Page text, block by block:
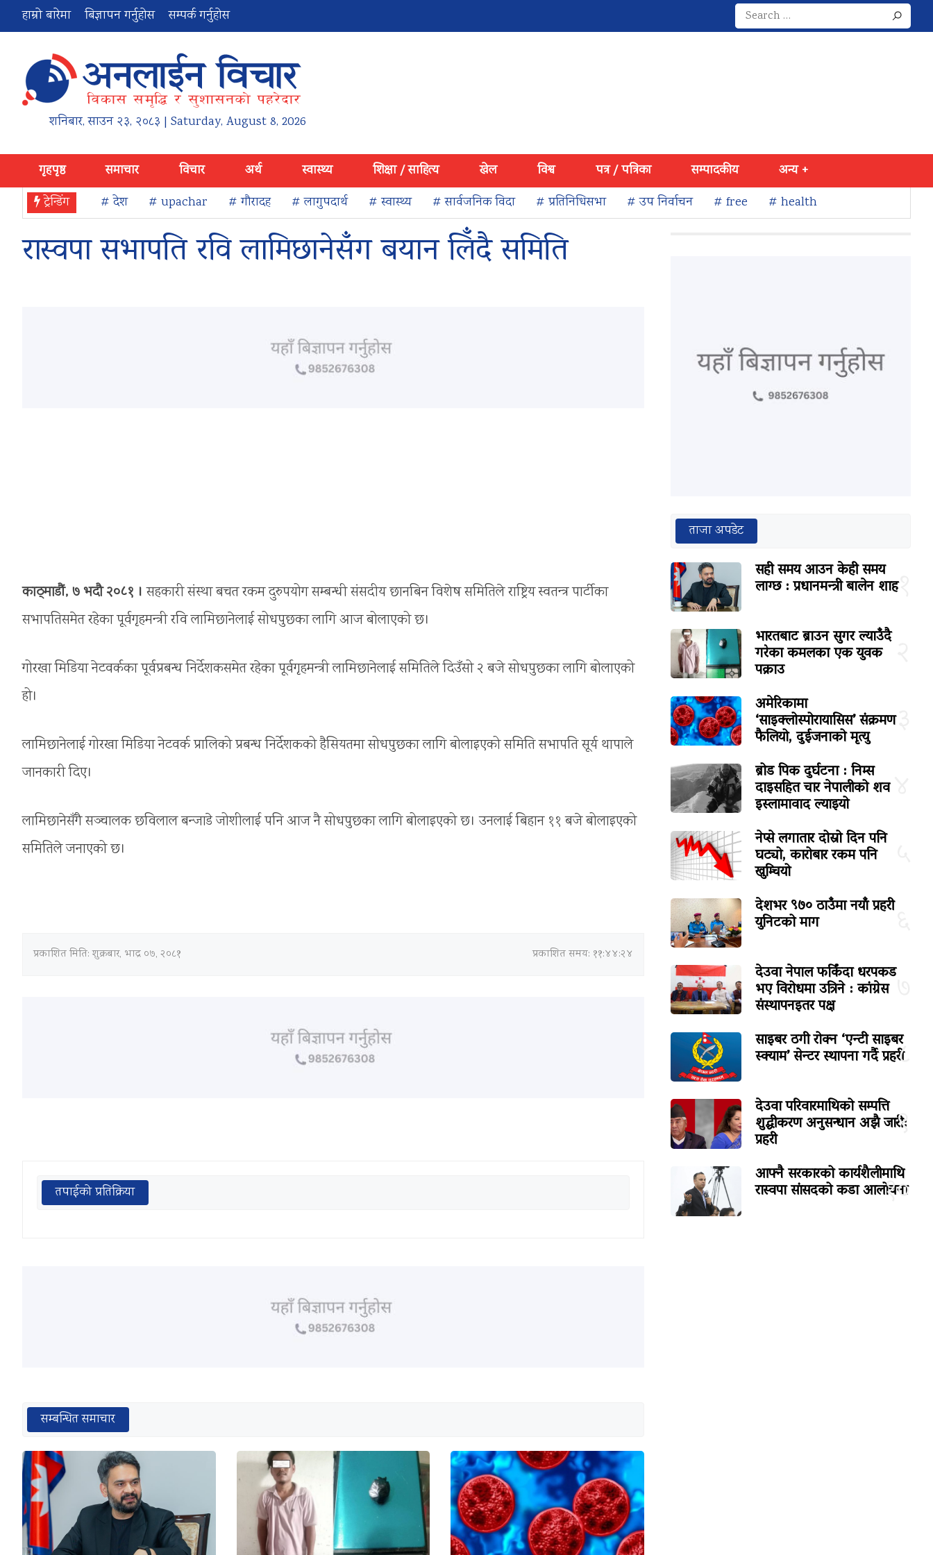
हाम्रो बारेमा बिज्ञापन गर्नुहोस सम्पर्क गर्नुहोस
Search
for:
शनिबार,साउन २३, २०८३ | Saturday, August 8, 2026
गृहपृष्ठ समाचार विचार अर्थ स्वास्थ्य शिक्षा / साहित्य खेल विश्व पत्र / पत्रिका सम्पादकीय
अन्य +
ट्रेन्डिंग
# देश # upachar # गौरादह # लागुपदार्थ # स्वास्थ्य # सार्वजनिक विदा # प्रतिनिधिसभा # उप निर्वाचन # free # health
रास्वपा सभापति रवि लामिछानेसँग बयान लिँदै समिति
काठ्माडौं, ७ भदौ २०८१ । सहकारी संस्था बचत रकम दुरुपयोग सम्बन्धी संसदीय छानबिन विशेष समितिले राष्ट्रिय स्वतन्त्र पार्टीका
सभापतिसमेत रहेका पूर्वगृहमन्त्री रवि लामिछानेलाई सोधपुछका लागि आज बोलाएको छ।
गोरखा मिडिया नेटवर्कका पूर्वप्रबन्ध निर्देशकसमेत रहेका पूर्वगृहमन्त्री लामिछानेलाई समितिले दिउँसो २ बजे सोधपुछका लागि बोलाएको
हो।
लामिछानेलाई गोरखा मिडिया नेटवर्क प्रालिको प्रबन्ध निर्देशकको हैसियतमा सोधपुछका लागि बोलाइएको समिति सभापति सूर्य थापाले
जानकारी दिए।
लामिछानेसँगै सञ्चालक छविलाल बन्जाडे जोशीलाई पनि आज नै सोधपुछका लागि बोलाइएको छ। उनलाई बिहान ११ बजे बोलाइएको
समितिले जनाएको छ।
प्रकाशित मिति:शुक्रबार, भाद्र ०७, २०८१ प्रकाशित समय: ११:४४:२४
तपाईको प्रतिक्रिया
सम्बन्धित समाचार
ताजा अपडेट
१
सही समय आउन केही समय
लाग्छ : प्रधानमन्त्री बालेन शाह
भारतबाट ब्राउन सुगर ल्याउँदै
गरेका कमलका एक युवक
पक्राउ
३
अमेरिकामा
‘साइक्लोस्पोरायासिस’ संक्रमण
फैलियो, दुईजनाको मृत्यु
ब्रोड पिक दुर्घटना : निम्स
दाइसहित चार नेपालीको शव
इस्लामावाद ल्याइयो
नेप्से लगातार दोस्रो दिन पनि
घट्यो, कारोबार रकम पनि
खुम्चियो
देशभर ९७० ठाउँमा नयाँ प्रहरी
युनिटको माग
७
देउवा नेपाल फर्किंदा धरपकड
भए विरोधमा उत्रिने : कांग्रेस
संस्थापनइतर पक्ष
८
साइबर ठगी रोक्न ‘एन्टी साइबर
स्क्याम’ सेन्टर स्थापना गर्दै प्रहरी
९
देउवा परिवारमाथिको सम्पत्ति
शुद्धीकरण अनुसन्धान अझै जारी:
प्रहरी
१०
आफ्नै सरकारको कार्यशैलीमाथि
रास्वपा सांसदको कडा आलोचना